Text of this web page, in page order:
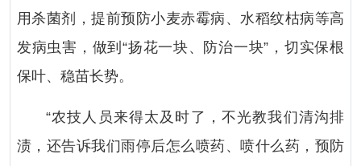
用杀菌剂，提前预防小麦赤霉病、水稻纹枯病等高
发病虫害，做到“扬花一块、防治一块”，切实保根
保叶、稳苗长势。
“农技人员来得太及时了，不光教我们清沟排
渍，还告诉我们雨停后怎么喷药、喷什么药，预防